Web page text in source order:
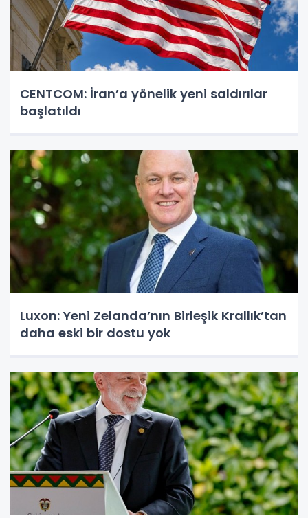
CENTCOM: İran’a yönelik yeni saldırılar
başlatıldı
Luxon: Yeni Zelanda’nın Birleşik Krallık’tan
daha eski bir dostu yok